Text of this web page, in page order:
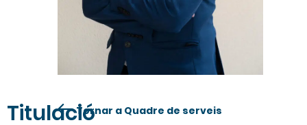
TitulacióTornar a Quadre de serveis